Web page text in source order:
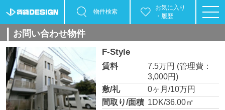
物件検索
お気に入り
・履歴
お問い合わせ物件
F-Style
賃料 7.5万円 (管理費：
3,000円)
敷/礼
0ヶ月/10万円
間取り/面積 1DK/36.00㎡